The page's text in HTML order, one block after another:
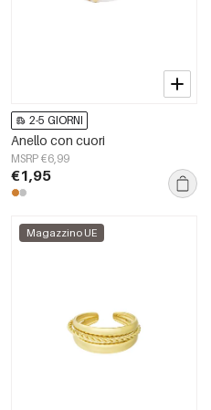
2-5 GIORNI
Anello con cuori
MSRP €6,99
€1,95
Magazzino UE